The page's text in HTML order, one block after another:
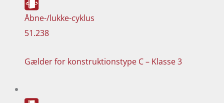
Åbne-/lukke-cyklus
51.238
Gælder for konstruktionstype C – Klasse 3